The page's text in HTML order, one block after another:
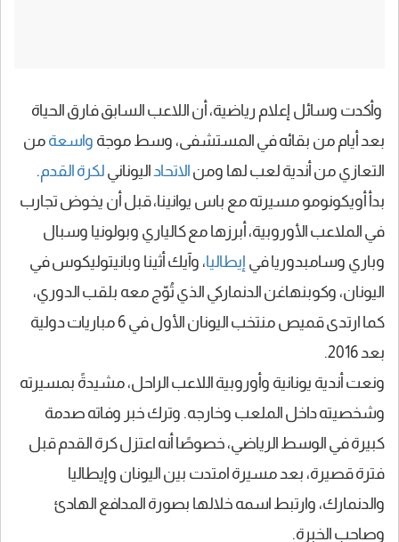
وأكدت وسائل إعلام رياضية، أن اللاعب السابق فارق الحياة
بعد أيام من بقائه في المستشفى، وسط موجة واسعة من
التعازي من أندية لعب لها ومن الاتحاداليوناني لكرة القدم.
بدأ أويكونومو مسيرته مع باس يوانينا، قبل أن يخوض تجارب
في الملاعب الأوروبية، أبرزها مع كالياري وبولونيا وسبال
وباري وسامبدوريا في إيطاليا، وآيك أثينا وبانيتوليكوس في
اليونان، وكوبنهاغن الدنماركي الذي تُوّج معه بلقب الدوري،
كما ارتدى قميص منتخب اليونان الأول في 6 مباريات دولية
بعد 2016.
ونعت أندية يونانية وأوروبية اللاعب الراحل، مشيدةً بمسيرته
وشخصيته داخل الملعب وخارجه. وترك خبر وفاته صدمة
كبيرة في الوسط الرياضي، خصوصًا أنه اعتزل كرة القدم قبل
فترة قصيرة، بعد مسيرة امتدت بين اليونان وإيطاليا
والدنمارك، وارتبط اسمه خلالها بصورة المدافع الهادئ
وصاحب الخبرة.